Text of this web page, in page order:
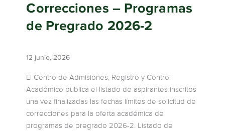
Correcciones – Programas
de Pregrado 2026-2
12 junio, 2026
El Centro de Admisiones, Registro y Control
Académico publica el listado de aspirantes inscritos
una vez finalizadas las fechas límites de solicitud de
correcciones para la oferta académica de
programas de pregrado 2026-2. Listado de